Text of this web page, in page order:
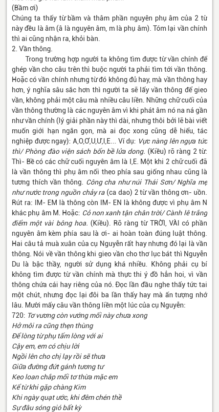
(Bầm ơi)
Chúng ta thấy từ bầm và thâm phần nguyên phụ âm của 2 từ
này đều là âm (â là nguyên âm, m là phụ âm). Tóm lại vần chính
thì ai cũng nhận ra, khỏi bàn.
2. Vần thông.
Trong trường hợp người ta không tìm được từ vần chính để
ghép vần cho câu trên thì buộc người ta phải tìm tới vần thông.
Hoặc có vần chính nhưng từ đó không đủ hay, mà vần thông hay
hơn, ý nghĩa sâu sắc hơn thì người ta sẽ lấy vần thông để gieo
vần, không phải một câu mà nhiều câu liền. Những chữ cuối của
vần thông thường là các nguyên âm vì khi phát âm nó na ná gần
như vần chính (lý giải phần này thì dài, nhưng thôi bởi lẽ bài viết
muốn giới hạn ngắn gọn, mà ai đọc xong cũng dễ hiểu, tác
nghiệp được ngay): A,O,Ơ,U,Ư,I,E... Ví dụ: Vực nàng lên ngựa tức
thì/ Phòng đào viện sách bốn bề lửa dong. (Kiều) rõ ràng 2 từ:
Thì- Bề có các chữ cuối nguyên âm là I,E. Một khi 2 chữ cuối đã
là vần thông thì phụ âm nối theo phía sau giống nhau cũng là
tương thích vần thông. Công cha như núi Thái Sơn/ Nghĩa mẹ
như nước trong nguồn chảy ra (ca dao) 2 từ vần thông ơn- uồn.
Rút ra: IM- EM là thông còn IM- EN là không được vì phụ âm N
khác phụ âm M. Hoặc: Cỏ non xanh tận chân trời/ Cành lê trắng
điểm một vài bông hoa. (Kiều). Rõ ràng từ TRỜI, VÀI có phần
nguyên âm kèm phía sau là ơi- ai hoàn toàn đúng luật thông.
Hai câu tả muà xuân của cụ Nguyễn rất hay nhưng đó lại là vần
thông. Nói về vần thông khi gieo vần cho thơ lục bát thì Nguyễn
Du là bậc thầy, người sử dụng khá nhiều. Không phải cụ bí
không tìm được từ vần chính mà thực thi ý đồ hẳn hoi, vì vần
thông chứa cái hay riêng của nó. Đọc lần đầu nghe thấy tức tai
một chút, nhưng đọc lại đôi ba lần thấy hay mà ấn tượng nhớ
lâu. Mười mấy câu vần thông liền một lúc của cụ Nguyễn:
720: Tơ vương còn vướng mối này chưa xong
Hở môi ra cũng thẹn thùng
Để lòng từ phụ tấm lòng với ai
Cậy em, em có chịu lời
Ngồi lên cho chị lạy rồi sẽ thưa
Giữa đường đứt gánh tương tư
Keo loan chắp mối tơ thừa mặc em
Kể từ khi gặp chàng Kim
Khi ngày quạt ước, khi đêm chén thề
Sự đâu sóng gió bất kỳ